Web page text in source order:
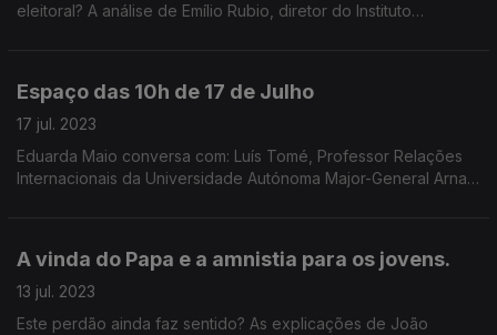
eleitoral? A análise de Emílio Rubio, diretor do Instituto
Espaço das 10h de 17 de Julho
17 jul. 2023
Eduarda Maio conversa com: Luís Tomé, Professor Relações
Internacionais da Universidade Autónoma Major-General Arnaut
A vinda do Papa e a amnistia para os jovens.
13 jul. 2023
Este perdão ainda faz sentido? As explicações de João